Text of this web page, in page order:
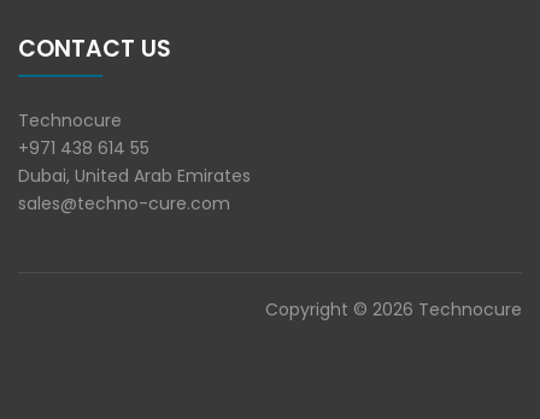
CONTACT US
Technocure
+971 438 614 55
Dubai, United Arab Emirates
sales@techno-cure.com
Copyright © 2026 Technocure